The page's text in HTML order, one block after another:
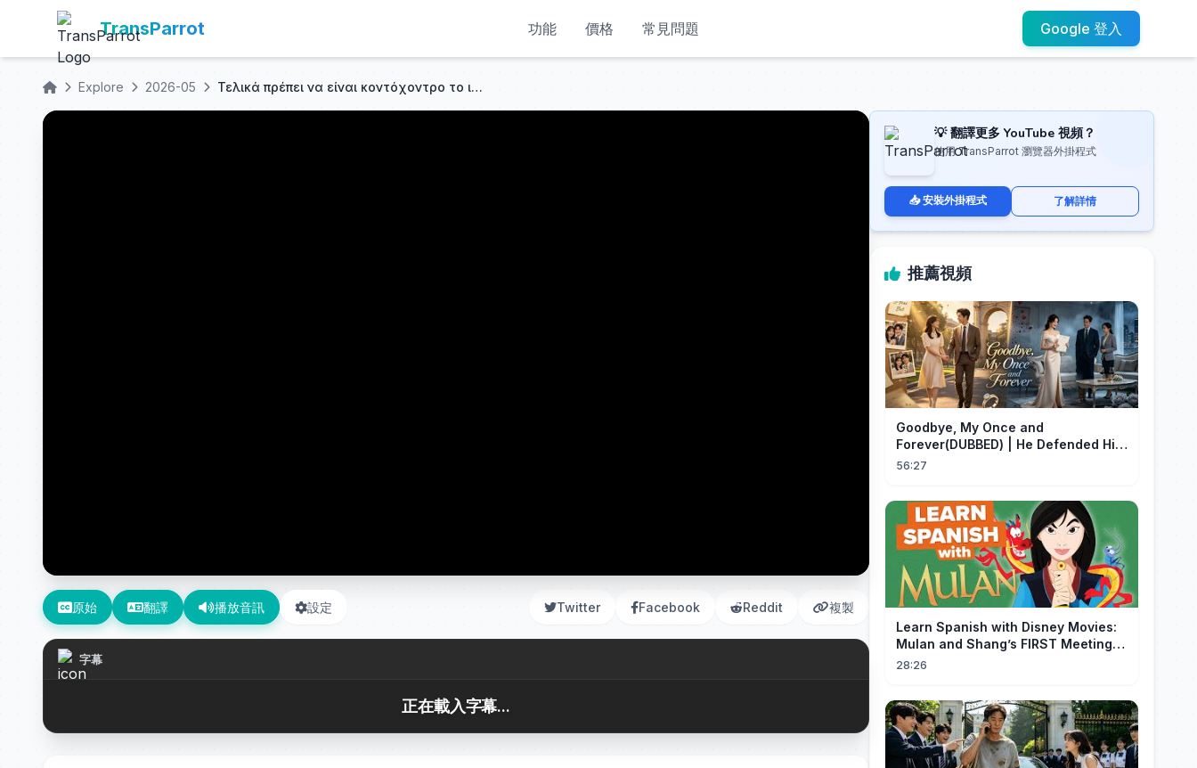
TransParrot 功能 價格 常見問題 Google 登入
Explore 2026-05 Τελικά πρέπει να είναι κοντόχοντρο το ιδανικό κετελαπόνγκο; ΑXASTOI S02E20 με πολλές απαντήσεις!
原始 翻譯 播放音訊 設定 Twitter Facebook Reddit 複製
字幕
正在載入字幕...
💡 翻譯更多 YouTube 視頻？
使用 TransParrot 瀏覽器外掛程式
📥 安裝外掛程式 了解詳情
推薦視頻
Goodbye, My Once and
Forever(DUBBED) | He Defended His
Assistant After She Gave Her Son
56:27
Learn Spanish with Disney Movies:
Mulan and Shang’s FIRST Meeting
(Mushu SCREWS UP!)
28:26